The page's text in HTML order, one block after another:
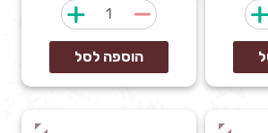
כמות
של
אבקת
אפיה
הוספה לסל